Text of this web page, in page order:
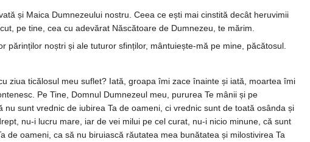
și Maica Dumne­zeului nostru. Ceea ce ești mai cinstită decât heruvimii
pe tine, cea cu ade­vărat Năs­cătoare de Dum­nezeu, te mărim.
părin­ților noștri și ale tuturor sfinților, mântuiește-mă pe mine, păcătosul.
ziua tică­losul meu suflet? Iată, groapa îmi zace înainte și iată, moartea îmi
Pe Tine, Domnul Dumnezeul meu, puru­rea Te mânii și pe
sunt vrednic de iubi­rea Ta de oameni, ci vrednic sunt de toată osânda și
nu-i lucru mare, iar de vei milui pe cel curat, nu-i nicio mi­nu­ne, că sunt
de oa­meni, ca să nu bi­ru­iască rău­tatea mea bu­nătatea și milos­ti­virea Ta